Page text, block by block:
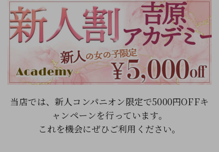
当店では、新人コンパニオン限定で5000円OFFキ
ャンペーンを行っています。
これを機会にぜひご利用ください。